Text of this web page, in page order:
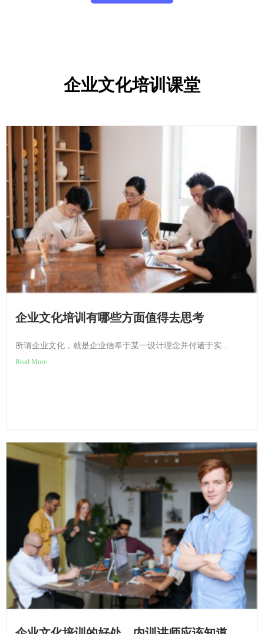
企业文化培训课堂
企业文化培训有哪些方面值得去思考
所谓企业文化，就是企业信奉于某一设计理念并付诸于实...
Read More